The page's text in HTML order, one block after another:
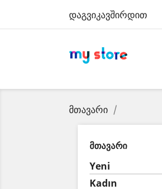
დაგვიკავშირდით
მთავარი
ᲛᲗᲐᲕᲐᲠᲘ
Yeni
Kadın